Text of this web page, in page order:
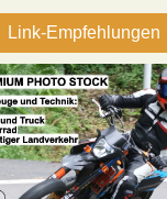
Link-Empfehlungen